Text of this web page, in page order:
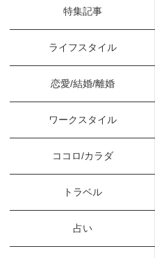
特集記事
ライフスタイル
恋愛/結婚/離婚
ワークスタイル
ココロ/カラダ
トラベル
占い